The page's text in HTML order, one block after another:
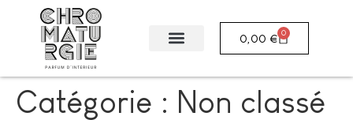
0,00 € 0
Catégorie : Non classé